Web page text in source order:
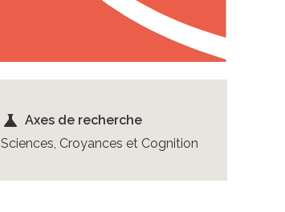
science Axes de recherche
Sciences, Croyances et Cognition